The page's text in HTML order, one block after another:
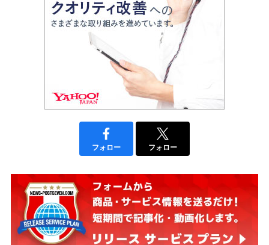
フォロー フォロー